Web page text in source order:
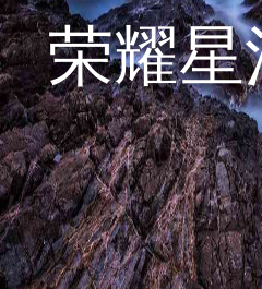
荣耀星